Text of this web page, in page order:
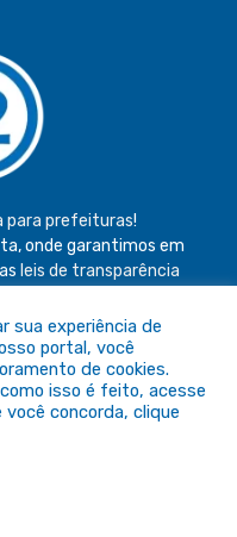
para prefeituras!
onde garantimos em
leis de transparência
Pública
de São Félix do Araguaia
sua experiência de
portal, você
de cookies.
isso é feito, acesse
você concorda, clique